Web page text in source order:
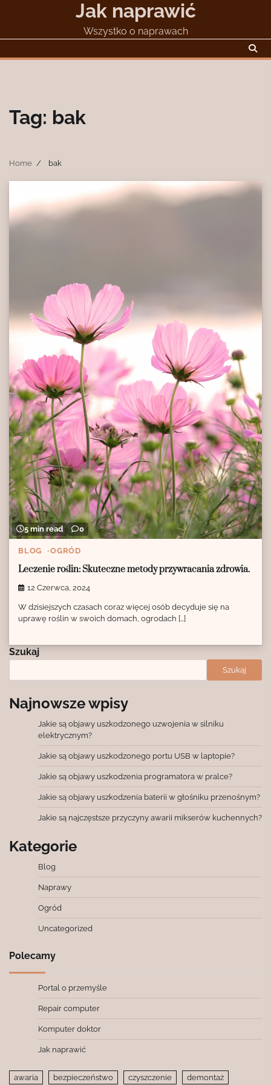
Jak naprawić
Wszystko o naprawach
Tag: bak
Home bak
5 min read 0
BLOG OGRÓD
Leczenie roślin: Skuteczne metody przywracania zdrowia.
12 Czerwca, 2024
W dzisiejszych czasach coraz więcej osób decyduje się na
uprawę roślin w swoich domach, ogrodach […]
Szukaj
Szukaj
Najnowsze wpisy
Jakie są objawy uszkodzonego uzwojenia w silniku
elektrycznym?
Jakie są objawy uszkodzonego portu USB w laptopie?
Jakie są objawy uszkodzenia programatora w pralce?
Jakie są objawy uszkodzenia baterii w głośniku przenośnym?
Jakie są najczęstsze przyczyny awarii mikserów kuchennych?
Kategorie
Blog
Naprawy
Ogród
Uncategorized
Polecamy
Portal o przemyśle
Repair computer
Komputer doktor
Jak naprawić
awaria bezpieczeństwo czyszczenie demontaż